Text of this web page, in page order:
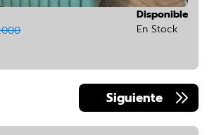
Disponible
En Stock